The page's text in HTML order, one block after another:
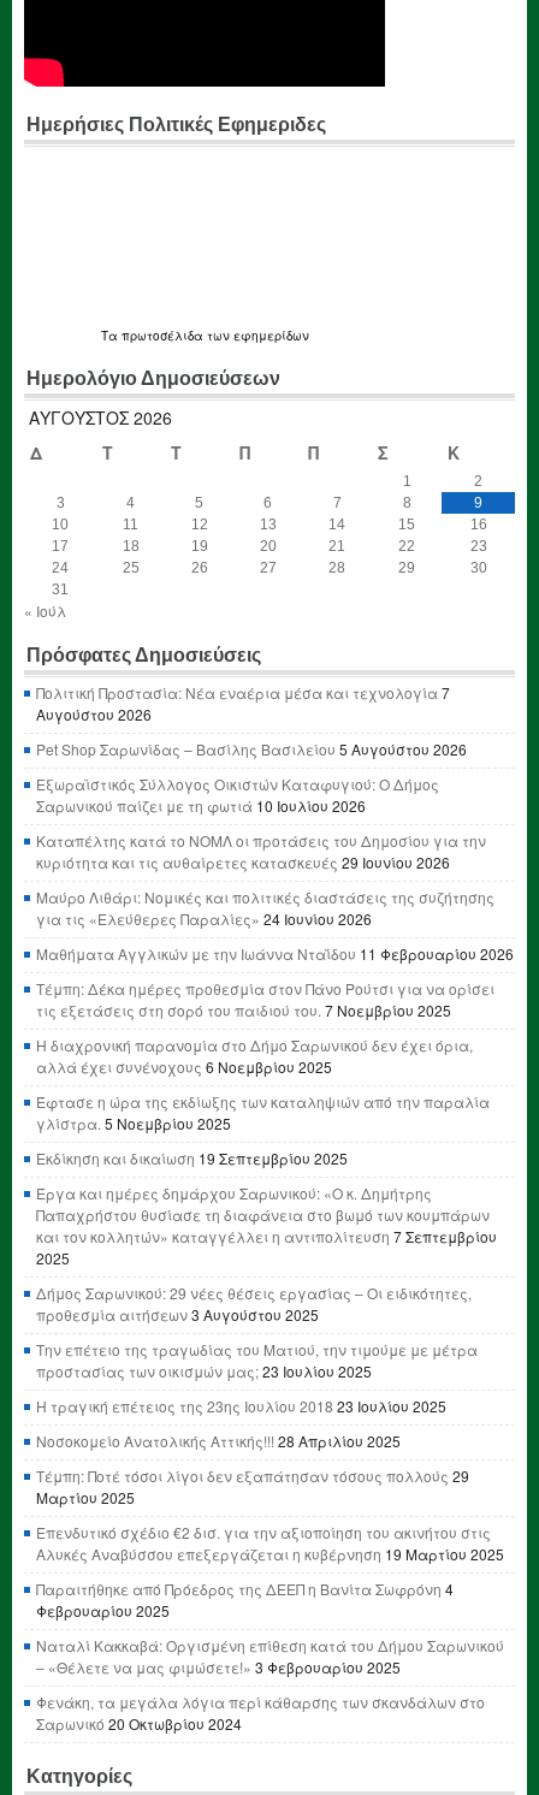
Ημερήσιες Πολιτικές Εφημεριδες
Τα πρωτοσέλιδα των εφημερίδων
Ημερολόγιο Δημοσιεύσεων
ΑΎΓΟΥΣΤΟΣ 2026
Δ
Τ Τ Π Π Σ Κ
1
2
3
4 5 6 7 8
9
10
11 12 13 14 15
16
17
18 19 20 21 22
23
24
25 26 27 28 29
30
31
« Ιούλ
Πρόσφατες Δημοσιεύσεις
Πολιτική Προστασία: Νέα εναέρια μέσα και τεχνολογία7
Αυγούστου 2026
Pet Shop Σαρωνίδας – Βασίλης Βασιλείου 5 Αυγούστου 2026
Εξωραϊστικός Σύλλογος Οικιστών Καταφυγιού: Ο Δήμος
Σαρωνικού παίζει με τη φωτιά 10 Ιουλίου 2026
Καταπέλτης κατά το ΝΟΜΛ οι προτάσεις του Δημοσίου για την
κυριότητα και τις αυθαίρετες κατασκευές 29 Ιουνίου 2026
Μαύρο Λιθάρι: Νομικές και πολιτικές διαστάσεις της συζήτησης
για τις «Ελεύθερες Παραλίες» 24 Ιουνίου 2026
Μαθήματα Αγγλικών με την Ιωάννα Νταΐδου 11 Φεβρουαρίου 2026
Τέμπη: Δέκα ημέρες προθεσμία στον Πάνο Ρούτσι για να ορίσει
τις εξετάσεις στη σορό του παιδιού του. 7 Νοεμβρίου 2025
Η διαχρονική παρανομία στο Δήμο Σαρωνικού δεν έχει όρια,
αλλά έχει συνένοχους 6 Νοεμβρίου 2025
Έφτασε η ώρα της εκδίωξης των καταληψιών από την παραλία
γλίστρα. 5 Νοεμβρίου 2025
Εκδίκηση και δικαίωση 19 Σεπτεμβρίου 2025
Έργα και ημέρες δημάρχου Σαρωνικού: «Ο κ. Δημήτρης
Παπαχρήστου θυσίασε τη διαφάνεια στο βωμό των κουμπάρων
και τον κολλητών» καταγγέλλει η αντιπολίτευση 7 Σεπτεμβρίου
2025
Δήμος Σαρωνικού: 29 νέες θέσεις εργασίας – Οι ειδικότητες,
προθεσμία αιτήσεων3 Αυγούστου 2025
Την επέτειο της τραγωδίας του Ματιού, την τιμούμε με μέτρα
προστασίας των οικισμών μας;23 Ιουλίου 2025
Η τραγική επέτειος της 23ης Ιουλίου 2018 23 Ιουλίου 2025
Νοσοκομείο Ανατολικής Αττικής!!! 28 Απριλίου 2025
Τέμπη: Ποτέ τόσοι λίγοι δεν εξαπάτησαν τόσους πολλούς 29
Μαρτίου 2025
Επενδυτικό σχέδιο €2 δισ. για την αξιοποίηση του ακινήτου στις
Αλυκές Αναβύσσου επεξεργάζεται η κυβέρνηση 19 Μαρτίου 2025
Παραιτήθηκε από Πρόεδρος της ΔΕΕΠ η Βανίτα Σωφρόνη 4
Φεβρουαρίου 2025
Ναταλί Κακκαβά: Οργισμένη επίθεση κατά του Δήμου Σαρωνικού
– «Θέλετε να μας φιμώσετε!» 3 Φεβρουαρίου 2025
Φενάκη, τα μεγάλα λόγια περί κάθαρσης των σκανδάλων στο
Σαρωνικό 20 Οκτωβρίου 2024
Κατηγορίες